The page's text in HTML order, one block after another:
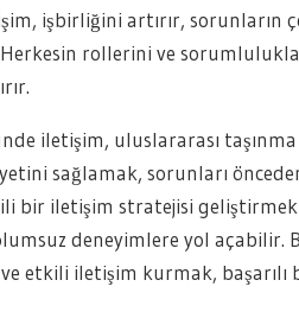
işbirliğini artırır,
rollerini ve
iletişim, uluslararası
sağlamak, sorunları
bir iletişim stratejisi
deneyimlere yol açabilir.
etkili iletişim kurmak,